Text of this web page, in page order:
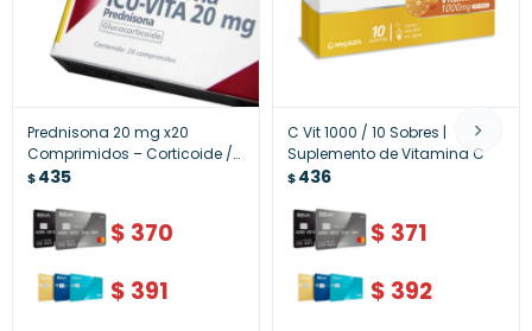
Prednisona 20 mg x20
Comprimidos – Corticoide /
antiinflamatorio
$435
$ 370
$ 391
C Vit 1000 / 10 Sobres |
Suplemento de Vitamina C
$436
$ 371
$ 392